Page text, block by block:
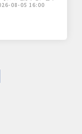
08-05 16:00
同意